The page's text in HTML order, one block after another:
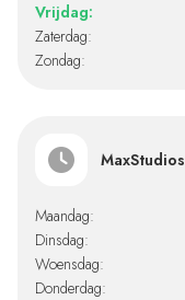
Vrijdag:
Zaterdag:
Zondag:
Maandag:
Dinsdag:
Woensdag:
Donderdag: